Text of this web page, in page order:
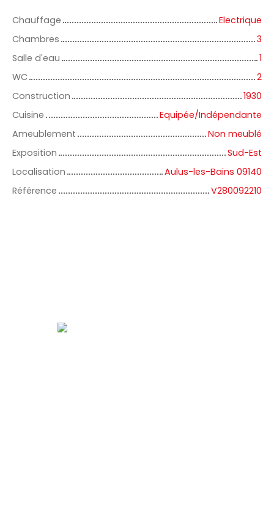
Chauffage
Electrique
Chambres
3
Salle d'eau
1
WC
2
Construction
1930
Cuisine
Equipée/Indépendante
Ameublement
Non meublé
Exposition
Sud-Est
Localisation
Aulus-les-Bains 09140
Référence
V280092210